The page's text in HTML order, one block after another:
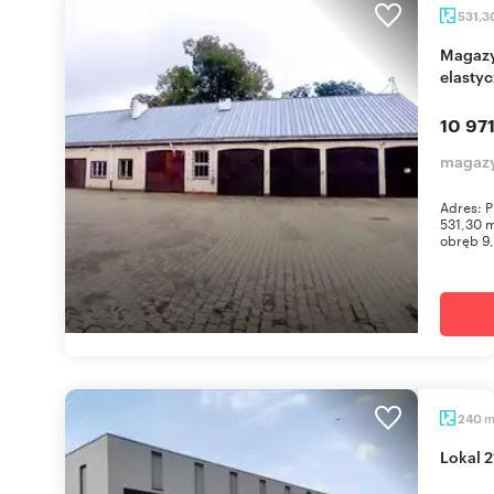
Magazyn na wynajem 531 m² w Świdwinie -
10
Adres:
531,30
obręb
240 m
Lokal